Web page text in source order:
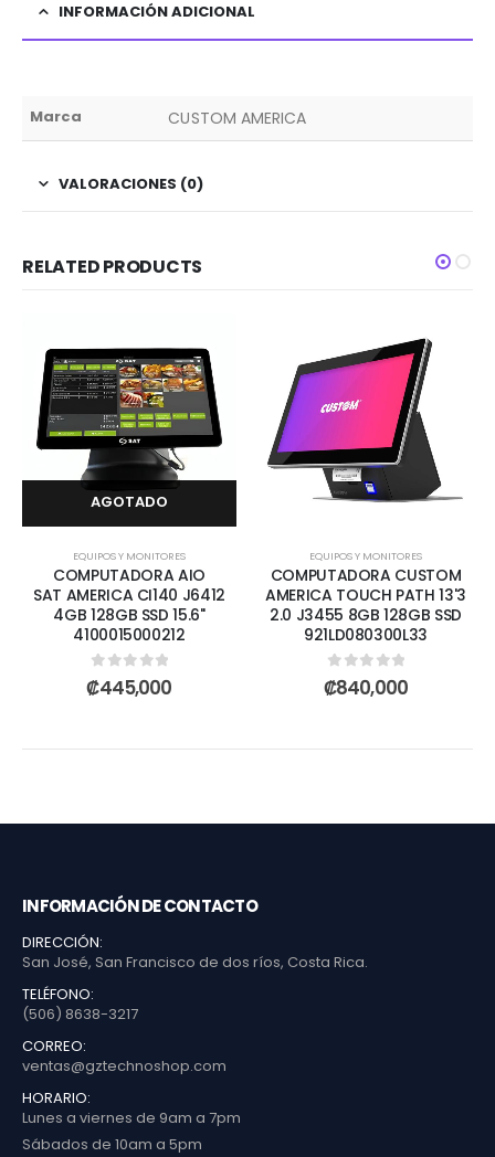
INFORMACIÓN ADICIONAL
Marca CUSTOM AMERICA
VALORACIONES (0)
RELATED PRODUCTS
AGOTADO
EQUIPOS Y MONITORES
COMPUTADORA AIO
SAT AMERICA CI140 J6412
4GB 128GB SSD 15.6"
4100015000212
0 out of 5
₡445,000
EQUIPOS Y MONITORES
COMPUTADORA CUSTOM
AMERICA TOUCH PATH 13'3
2.0 J3455 8GB 128GB SSD
921LD080300L33
0out of 5
₡840,000
INFORMACIÓN DE CONTACTO
DIRECCIÓN:
San José, San Francisco de dos ríos, Costa Rica.
TELÉFONO:
(506) 8638-3217
CORREO:
ventas@gztechnoshop.com
HORARIO:
Lunes a viernes de 9am a 7pm
Sábados de 10am a 5pm